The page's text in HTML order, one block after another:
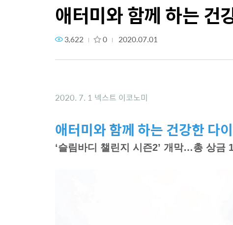
애터미와 함께 하는 건
3,622 0 2020.07.01
2020. 7. 1 넥스트 이코노미
애터미와 함께 하는 건강한 다
‘슬림바디 챌린지 시즌2’ 개막…총 상금